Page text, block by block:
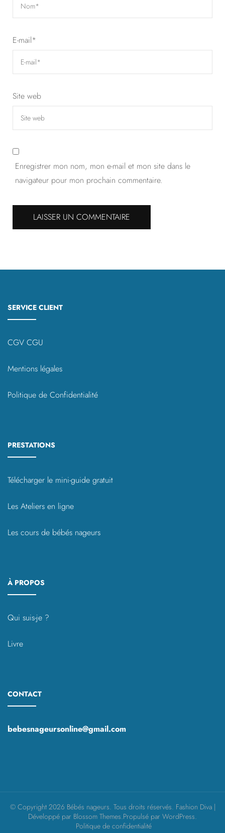
E-mail*
Site web
Enregistrer mon nom, mon e-mail et mon site dans le
navigateur pour mon prochain commentaire.
SERVICE CLIENT
CGV CGU
Mentions légales
Politique de Confidentialité
PRESTATIONS
Télécharger le mini-guide gratuit
Les Ateliers en ligne
Les cours de bébés nageurs
À PROPOS
Qui suis-je ?
Livre
CONTACT
bebesnageursonline@gmail.com
© Copyright 2026 Bébés nageurs. Tous droits réservés. Fashion Diva |
Développé par Blossom Themes.Propulsé par WordPress.
Politique de confidentialité